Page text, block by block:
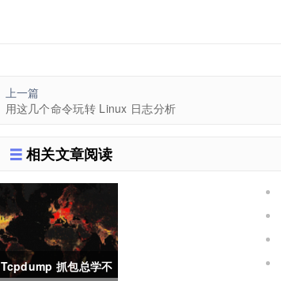
上一篇
用这几个命令玩转 Linux 日志分析
相关文章阅读
Tcpdump 抓包总学不